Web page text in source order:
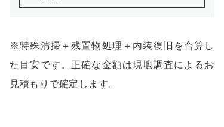
※特殊清掃＋残置物処理＋内装復旧を合算し
た目安です。正確な金額は現地調査によるお
見積もりで確定します。